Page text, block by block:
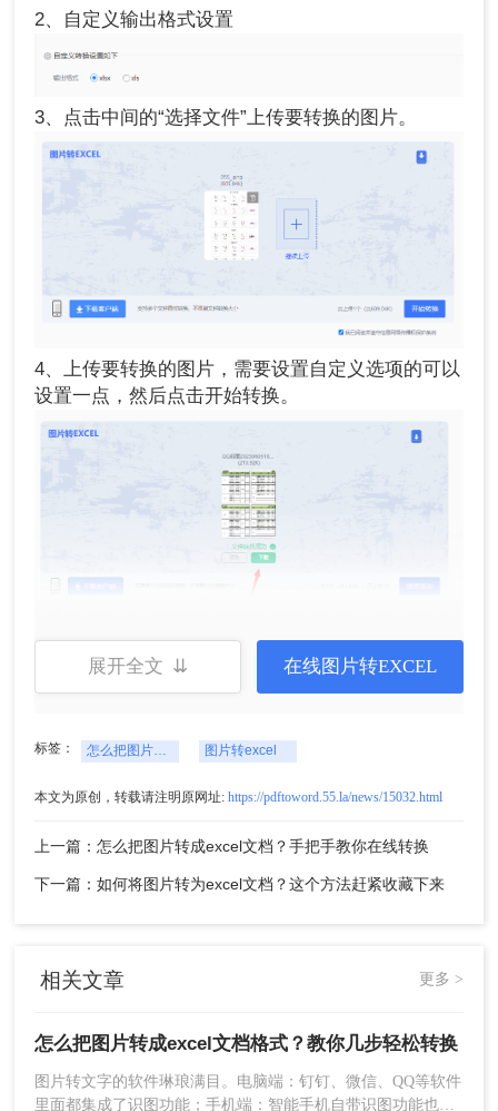
2、自定义输出格式设置
3、点击中间的“选择文件”上传要转换的图片。
4、上传要转换的图片，需要设置自定义选项的可以
设置一点，然后点击开始转换。
5、转换完成，点击立即下载就可以了。
好啦，现在你知道怎么把图片转成excel文档格式了
吗？手机相比电脑更方便，准确度也丝毫不输，灵
展开全文 ⇊ 在线图片转EXCEL
标签： 怎么把图片转成excel文档格式 图片转excel
本文为原创，转载请注明原网址: https://pdftoword.55.la/news/15032.html
上一篇：怎么把图片转成excel文档？手把手教你在线转换
下一篇：如何将图片转为excel文档？这个方法赶紧收藏下来
相关文章 更多 >
怎么把图片转成excel文档格式？教你几步轻松转换
图片转文字的软件琳琅满目。电脑端：钉钉、微信、QQ等软件
里面都集成了识图功能；手机端：智能手机自带识图功能也很